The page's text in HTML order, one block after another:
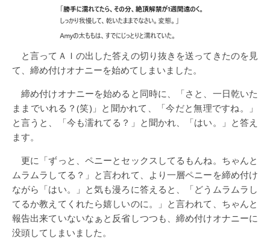
と言ってＡＩの出した答えの切り抜きを送ってきたのを見
て、締め付けオナニーを始めてしまいました。
締め付けオナニーを始めると同時に、「さと、一日乾いた
ままでいれる？(笑)」と聞かれて、「今だと無理ですね。」
と言うと、「今も濡れてる？」と聞かれ、「はい。」と答え
ます。
更に「ずっと、ペニーとセックスしてるもんね。ちゃんと
ムラムラしてる？」と言われて、より一層ペニーを締め付け
ながら「はい。」と気も漫ろに答えると、「どうムラムラし
てるか教えてくれたら嬉しいのに。」と言われて、ちゃんと
報告出来ていないなぁと反省しつつも、締め付けオナニーに
没頭してしまいました。